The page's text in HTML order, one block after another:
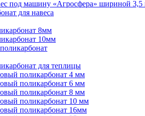
под машину «Агросфера» шириной 3,5
для навеса
8мм
10мм
для теплицы
поликарбонат 4 мм
поликарбонат 6 мм
поликарбонат 8 мм
поликарбонат 10 мм
поликарбонат 16мм